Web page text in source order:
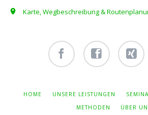
Karte, Wegbeschreibung &
zentrum
zentrum
NAVIGATION
HOME UNSERE LEISTUNGEN
METHODEN
ÜBER